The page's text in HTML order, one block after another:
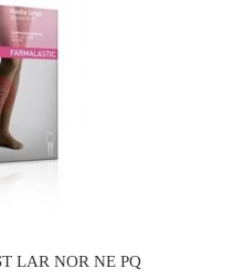
LAR NOR NE PQ